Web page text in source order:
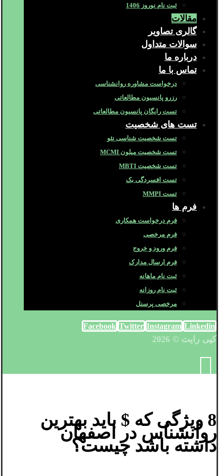
ثبت نام نوروز 1406
مقالات
گالری تصاویر
سوالات متداول
درباره ما
تماس با ما
درخواست مشاوره روانشناسی
رزرو پانسیون مطالعاتی
تست رایگان پانسیون مطالعاتی
تست های شخصیت
تست شخصیت شناسی نئو
تست شخصیت میلون MCMI
تست شخصیت MBTI
تست افسردگی بک
تست MMPI
فرم ها
فرم درخواست همکاری
فرم مرخصی
فرم ورود و خروج
فرم ارسال مدارک
ثبت نام ماهانه
ثبت نام روزانه
مرخصی پرسنل
Facebook Twitter Instagram Linkedin
کپی رایت © 2026
8 ویژگی که $ باید بهترین
روانشناس در اصفهان
داشته باشد چیست؟